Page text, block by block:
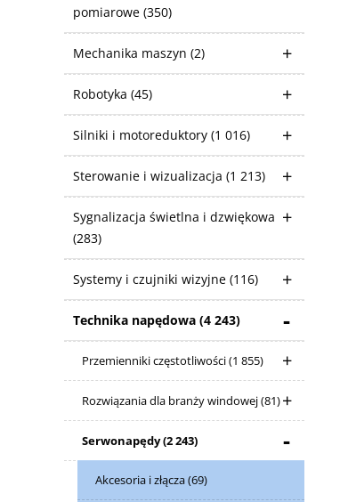
pomiarowe (350)
Mechanika maszyn (2)
Robotyka (45)
Silniki i motoreduktory (1 016)
Sterowanie i wizualizacja (1 213)
Sygnalizacja świetlna i dzwiękowa
(283)
Systemy i czujniki wizyjne (116)
Technika napędowa (4 243)
Przemienniki częstotliwości(1 855)
Rozwiązania dla branży windowej(81)
Serwonapędy(2 243)
Akcesoria i złącza(69)